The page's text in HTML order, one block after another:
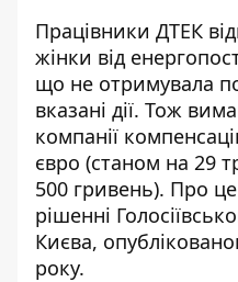
Працівники ДТЕК
жінки від
що не отримувала
вказані дії. Тож
компанії
євро (станом на 29
500 гривень). Про
рішенні
Києва,
року.